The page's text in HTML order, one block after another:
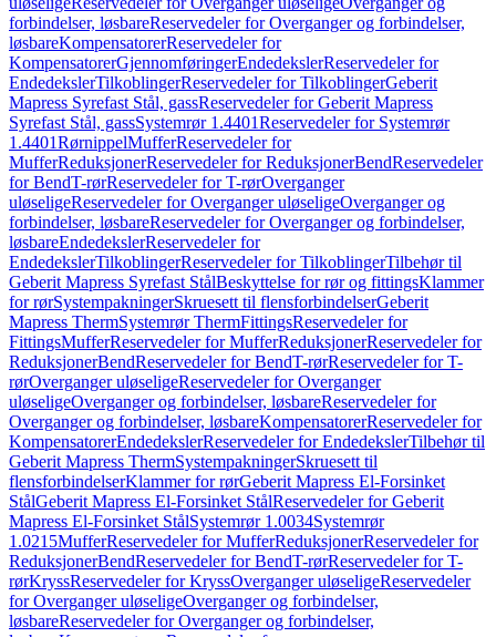
forbindelser, løsbareReservedeler for Overganger og forbindelser,
løsbareKompensatorerReservedeler for
KompensatorerGjennomføringerEndedekslerReservedeler for
EndedekslerTilkoblingerReservedeler for TilkoblingerGeberit
Mapress Syrefast Stål, gassReservedeler for Geberit Mapress
Syrefast Stål, gassSystemrør 1.4401Reservedeler for Systemrør
1.4401RørnippelMufferReservedeler for
MufferReduksjonerReservedeler for ReduksjonerBendReservedeler
for BendT-rørReservedeler for T-rørOverganger
uløseligeReservedeler for Overganger uløseligeOverganger og
forbindelser, løsbareReservedeler for Overganger og forbindelser,
løsbareEndedekslerReservedeler for
EndedekslerTilkoblingerReservedeler for TilkoblingerTilbehør til
Geberit Mapress Syrefast StålBeskyttelse for rør og fittingsKlammer
for rørSystempakningerSkruesett til flensforbindelserGeberit
Mapress ThermSystemrør ThermFittingsReservedeler for
FittingsMufferReservedeler for MufferReduksjonerReservedeler for
ReduksjonerBendReservedeler for BendT-rørReservedeler for T-
rørOverganger uløseligeReservedeler for Overganger
uløseligeOverganger og forbindelser, løsbareReservedeler for
Overganger og forbindelser, løsbareKompensatorerReservedeler for
KompensatorerEndedekslerReservedeler for EndedekslerTilbehør til
Geberit Mapress ThermSystempakningerSkruesett til
flensforbindelserKlammer for rørGeberit Mapress El-Forsinket
StålGeberit Mapress El-Forsinket StålReservedeler for Geberit
Mapress El-Forsinket StålSystemrør 1.0034Systemrør
1.0215MufferReservedeler for MufferReduksjonerReservedeler for
ReduksjonerBendReservedeler for BendT-rørReservedeler for T-
rørKryssReservedeler for KryssOverganger uløseligeReservedeler
for Overganger uløseligeOverganger og forbindelser,
løsbareReservedeler for Overganger og forbindelser,